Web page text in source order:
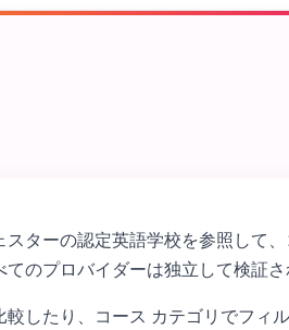
スターの認定英語学校を参照して
てのプロバイダーは独立して検証
較したり、コース カテゴリでフィ